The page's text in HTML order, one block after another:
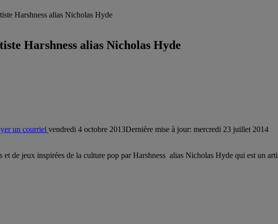
Harshness alias Nicholas Hyde
Harshness alias Nicholas Hyde
un courriel vendredi 4 octobre 2013Dernière mise à jour: mercredi 23 juillet 2014
de jeux inspirées de la culture pop par Harshness alias Nicholas Hyde qui est un